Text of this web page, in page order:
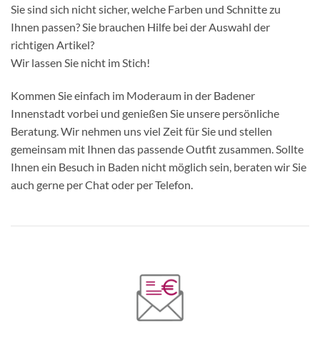
Sie sind sich nicht sicher, welche Farben und Schnitte zu
Ihnen passen? Sie brauchen Hilfe bei der Auswahl der
richtigen Artikel?
Wir lassen Sie nicht im Stich!
Kommen Sie einfach im Moderaum in der Badener
Innenstadt vorbei und genießen Sie unsere persönliche
Beratung. Wir nehmen uns viel Zeit für Sie und stellen
gemeinsam mit Ihnen das passende Outfit zusammen. Sollte
Ihnen ein Besuch in Baden nicht möglich sein, beraten wir Sie
auch gerne per Chat oder per Telefon.